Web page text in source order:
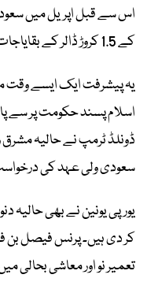
اس سے قبل اپریل میں
کے 1.5 کروڑ ڈالر کے بقایاجات ادا کرنے میں بھی تعاون کیا تھا۔
یہ پیشرفت ایک ایسے وقت
اسلام پسند حکومت پر سے
ڈونلڈ ٹرمپ نے حالیہ
سعودی ولی عہد کی
یورپی یونین نے بھی حالیہ
کر دی ہیں۔ پرنس فیصل بن
تعمیر نو اور معاشی بحالی